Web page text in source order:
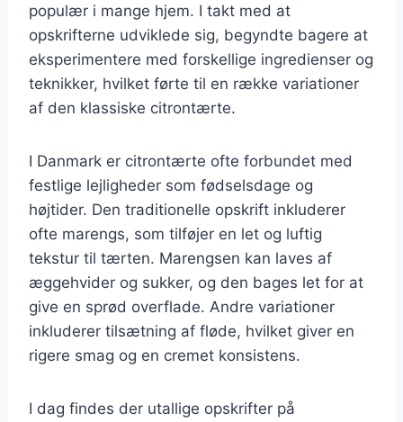
populær i mange hjem. I takt med at
opskrifterne udviklede sig, begyndte bagere at
eksperimentere med forskellige ingredienser og
teknikker, hvilket førte til en række variationer
af den klassiske citrontærte.
I Danmark er citrontærte ofte forbundet med
festlige lejligheder som fødselsdage og
højtider. Den traditionelle opskrift inkluderer
ofte marengs, som tilføjer en let og luftig
tekstur til tærten. Marengsen kan laves af
æggehvider og sukker, og den bages let for at
give en sprød overflade. Andre variationer
inkluderer tilsætning af fløde, hvilket giver en
rigere smag og en cremet konsistens.
I dag findes der utallige opskrifter på